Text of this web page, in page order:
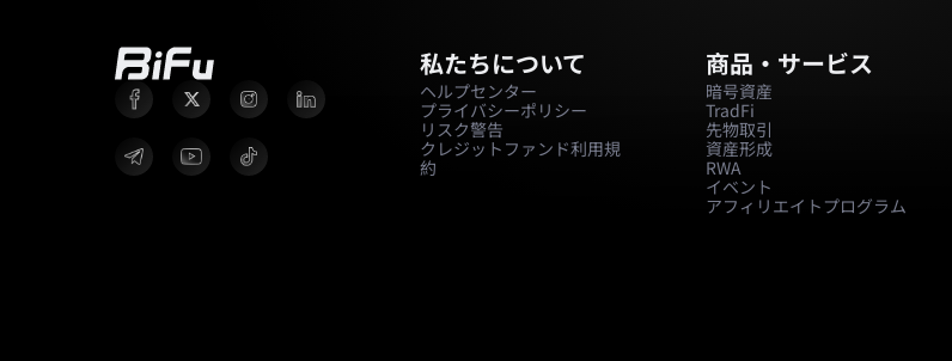
私たちについて
ヘルプセンター
プライバシーポリシー
リスク警告
クレジットファンド利用規
約
商品・サービス
暗号資産
TradFi
先物取引
資産形成
RWA
イベント
アフィリエイトプログラム